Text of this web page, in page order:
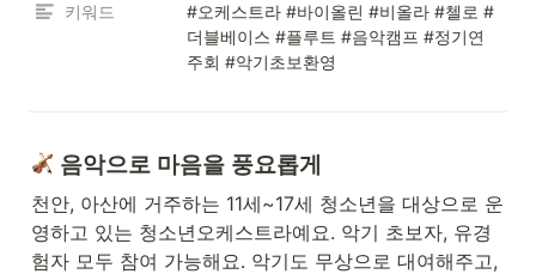
키워드
#오케스트라 #바이올린 #비올라 #첼로 #
더블베이스 #플루트 #음악캠프 #정기연
주회 #악기초보환영
음악으로 마음을 풍요롭게
천안, 아산에 거주하는 11세~17세 청소년을 대상으로 운
영하고 있는 청소년오케스트라예요. 악기 초보자, 유경
험자 모두 참여 가능해요. 악기도 무상으로 대여해주고,